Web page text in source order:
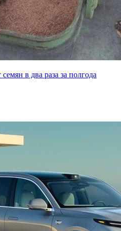
в два раза за полгода